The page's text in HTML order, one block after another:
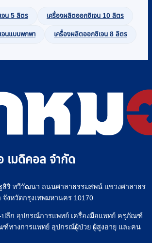
จน 5 ลิตร เครื่องผลิตออกซิเจน 10 ลิตร
จนแบบพกพา เครื่องผลิตออกซิเจน 8 ลิตร
เมดิคอล จำกัด
สิริ ทวีวัฒนา ถนนศาลาธรรมสพน์ แขวงศาลาธร
งหวัดกรุงเทพมหานคร 10170
ปลีก อุปกรณ์การแพทย์ เครื่องมือแพทย์ ครุภัณฑ์
ฑ์ทางการแพทย์ อุปกรณ์ผู้ป่วย ผู้สูงอายุ และคน